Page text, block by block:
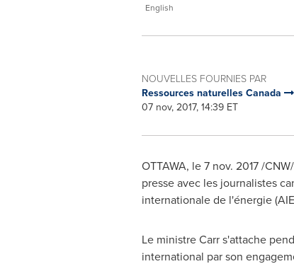
English
NOUVELLES FOURNIES PAR
Ressources naturelles Canada
07 nov, 2017, 14:39 ET
OTTAWA, le7 nov. 2017/
presse avec les journalistes
internationale de l'énergie
Le ministre Carr s'attache
international par son